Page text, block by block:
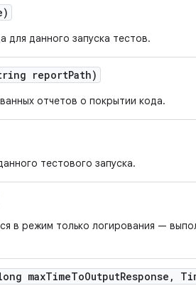
для данного запуска тестов.
reportPath)
отчетов о покрытии кода.
тестового запуска.
в режим только логирования —
maxTimeToOutputResponse ,